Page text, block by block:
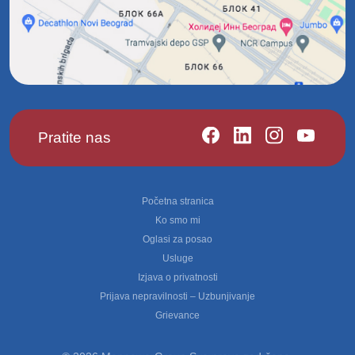
Pratite nas
Početna stranica
Ko smo mi
Oglasi za posao
Usluge
Izjava o privatnosti
Prijava nepravilnosti – Uzbunjivanje
Grievance